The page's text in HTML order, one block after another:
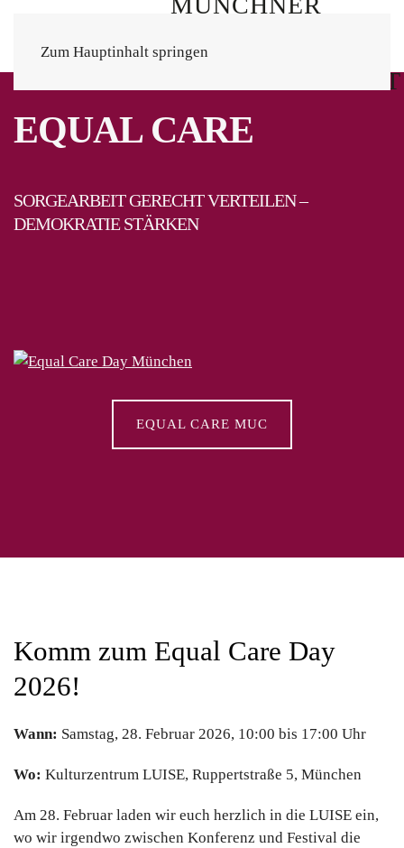
Zum Hauptinhalt springen
EQUAL CARE
SORGEARBEIT GERECHT VERTEILEN –
DEMOKRATIE STÄRKEN
EQUAL CARE MUC
Komm zum Equal Care Day
2026!
Wann: Samstag, 28. Februar 2026, 10:00 bis 17:00 Uhr
Wo: Kulturzentrum LUISE, Ruppertstraße 5, München
Am 28. Februar laden wir euch herzlich in die LUISE ein,
wo wir irgendwo zwischen Konferenz und Festival die